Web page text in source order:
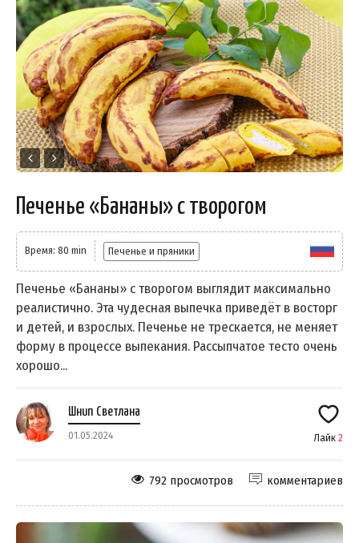
Печенье «Бананы» с творогом
Время: 80 min Печенье и пряники
Печенье «Бананы» с творогом выглядит максимально
реалистично. Эта чудесная выпечка приведёт в восторг
и детей, и взрослых. Печенье не трескается, не меняет
форму в процессе выпекания. Рассыпчатое тесто очень
хорошо...
Шнип Светлана
01.05.2024 Лайк 2
комментариев
792 просмотров